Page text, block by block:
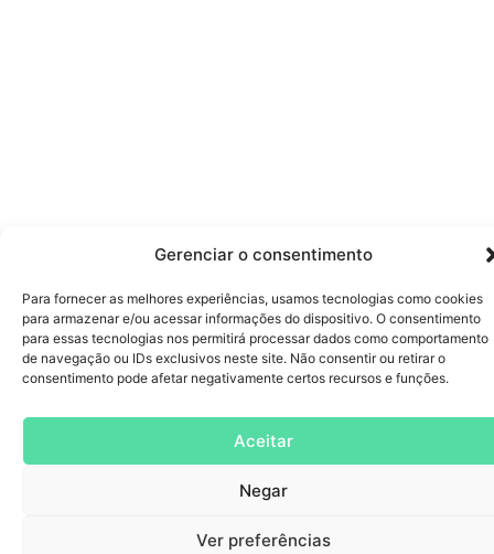
Gerenciar o consentimento
Para fornecer as melhores experiências, usamos tecnologias como cookies
para armazenar e/ou acessar informações do dispositivo. O consentimento
para essas tecnologias nos permitirá processar dados como comportamento
de navegação ou IDs exclusivos neste site. Não consentir ou retirar o
consentimento pode afetar negativamente certos recursos e funções.
Aceitar
Negar
Ver preferências